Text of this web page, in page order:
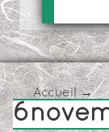
Accueil→